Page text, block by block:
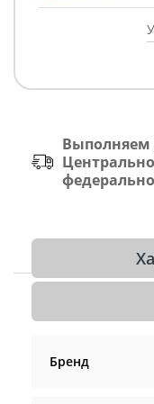
Выполняем
Бренд